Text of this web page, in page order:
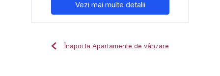
Vezi mai multe detalii
Înapoi la Apartamente de vânzare